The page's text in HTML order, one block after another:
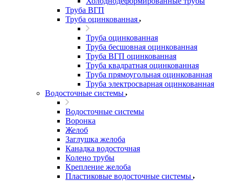
Труба ВГП
Труба оцинкованная
Труба оцинкованная
Труба бесшовная оцинкованная
Труба ВГП оцинкованная
Труба квадратная оцинкованная
Труба прямоугольная оцинкованная
Труба электросварная оцинкованная
Водосточные системы
Водосточные системы
Воронка
Желоб
Заглушка желоба
Канадка водосточная
Колено трубы
Крепление желоба
Пластиковые водосточные системы